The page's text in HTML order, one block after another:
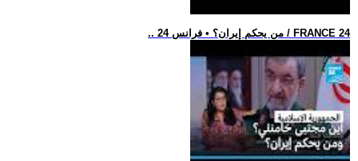
.. من يحكم إيران؟ • فرانس 24 / FRANCE 24